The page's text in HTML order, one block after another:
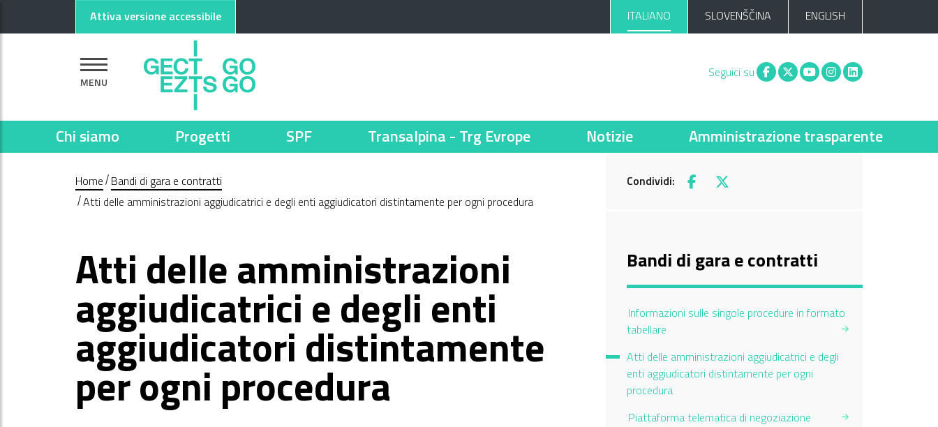
Attiva versione accessibile ITALIANO SLOVENŠČINA ENGLISH
MENU
Seguici su Facebook
X You tubeInstagram
Linkedin
Chi siamo Progetti SPF Transalpina - Trg Evrope Notizie Amministrazione trasparente
Home Bandi di gara e contratti
Atti delle amministrazioni aggiudicatrici e degli enti aggiudicatori distintamente per ogni procedura
Condividi: Facebook
X
Atti delle amministrazioni
aggiudicatrici e degli enti
aggiudicatori distintamente
per ogni procedura
Bandi di gara e contratti
Informazioni sulle singole procedure in formato
tabellare
Atti delle amministrazioni aggiudicatrici e degli
enti aggiudicatori distintamente per ogni
procedura
Piattaforma telematica di negoziazione